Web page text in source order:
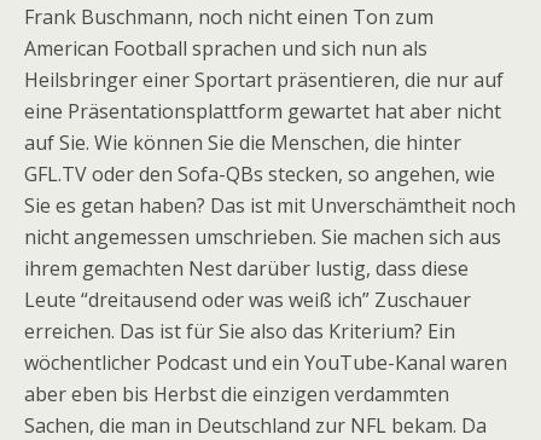
Frank Buschmann, noch nicht einen Ton zum
American Football sprachen und sich nun als
Heilsbringer einer Sportart präsentieren, die nur auf
eine Präsentationsplattform gewartet hat aber nicht
auf Sie. Wie können Sie die Menschen, die hinter
GFL.TV oder den Sofa-QBs stecken, so angehen, wie
Sie es getan haben? Das ist mit Unverschämtheit noch
nicht angemessen umschrieben. Sie machen sich aus
ihrem gemachten Nest darüber lustig, dass diese
Leute “dreitausend oder was weiß ich” Zuschauer
erreichen. Das ist für Sie also das Kriterium? Ein
wöchentlicher Podcast und ein YouTube-Kanal waren
aber eben bis Herbst die einzigen verdammten
Sachen, die man in Deutschland zur NFL bekam. Da